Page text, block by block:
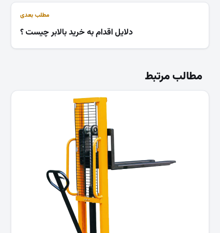
مطلب بعدی
دلایل اقدام به خرید بالابر چیست ؟
مطالب مرتبط